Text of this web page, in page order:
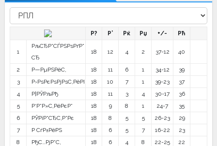
Р? Р’ Рќ Рџ +/- Рћ
1
РљСЂР°СЃРЅРѕРґР°
СЂ
18 12 4 2 37-12 40
2 Р—РµРЅРёС‚ 18 11 6 1 34-12
39
3
Р›РѕРєРѕРјРѕС‚РёРІ 18 10 7 1 39-23
37
4
Р¦РЎРљРђ 18 11 3 4 30-17
36
5
Р‘Р°Р»С‚РёРєР° 18 9 8 1 24-7
35
6
РЎРїР°СЂС‚Р°Рє 18 8 5 5 26-23
29
7
Р СѓР±РёРЅ 18 6 5 7 16-22
23
8
РђС…РјР°С‚ 18 6 4 8 22-25
22